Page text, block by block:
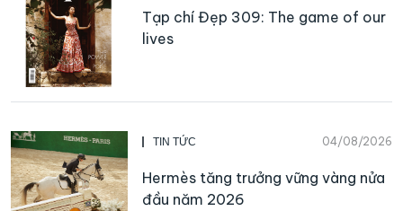
Tạp chí Đẹp 309: The game of our
lives
TIN TỨC 04/08/2026
Hermès tăng trưởng vững vàng nửa
đầu năm 2026